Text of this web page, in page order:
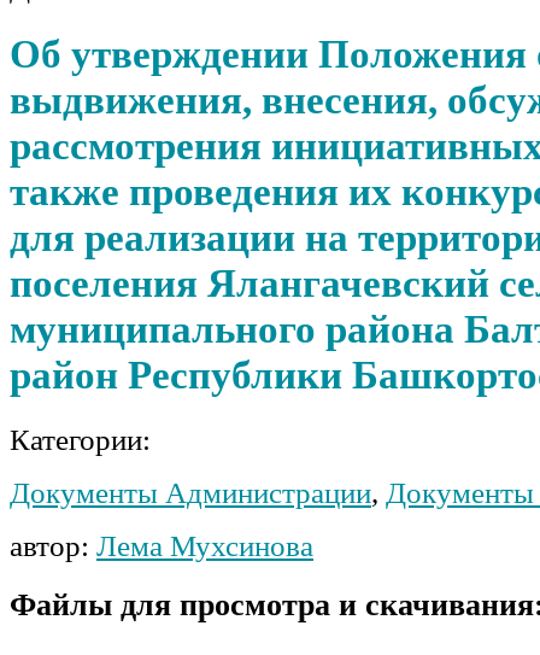
Об утверждении Положения
выдвижения, внесения,
рассмотрения
также проведения их
для реализации на
поселения Ялангачевский
муниципального района
район Республики
Категории:
Документы Администрации, Документы
автор: Лема Мухсинова
Файлы для просмотра и